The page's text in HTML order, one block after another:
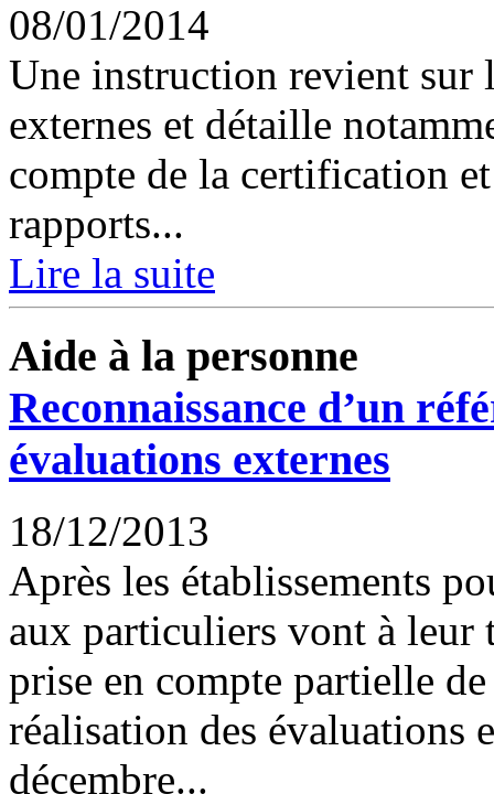
08/01/2014
Une instruction revient sur
externes et détaille
compte de la certification
rapports...
Lire la suite
Aide à la personne
Reconnaissance d’un
évaluations externes
18/12/2013
Après les établissements
aux particuliers vont à leur
prise en compte partielle
réalisation des évaluations
décembre...